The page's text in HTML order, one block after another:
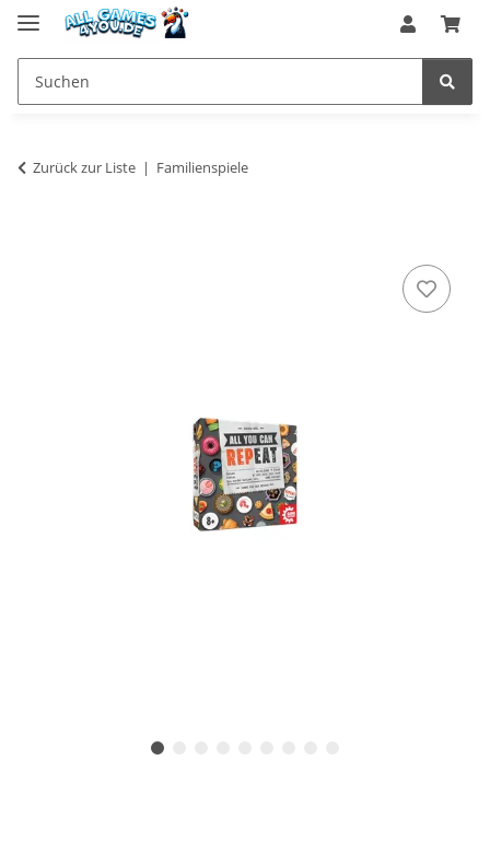
Zurück zur Liste Familienspiele